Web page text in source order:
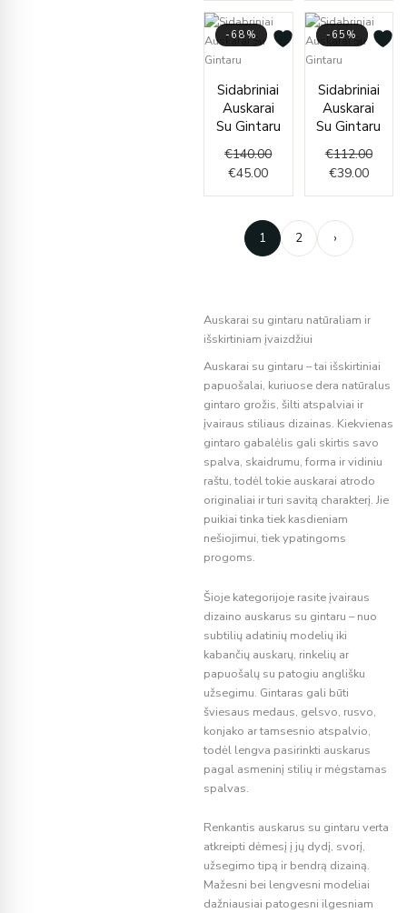
-68%
Sidabriniai
Auskarai
Su Gintaru
€140.00
price
was:
€140.00.
€45.00
price
is:
€45.00.
-65%
Sidabriniai
Auskarai
Su Gintaru
€112.00
price
was:
€39.00
price
is:
1 2 ›
Auskarai su gintaru natūraliam ir
išskirtiniam įvaizdžiui
Auskarai su gintaru – tai išskirtiniai
papuošalai, kuriuose dera natūralus
gintaro grožis, šilti atspalviai ir
įvairaus stiliaus dizainas. Kiekvienas
gintaro gabalėlis gali skirtis savo
spalva, skaidrumu, forma ir vidiniu
raštu, todėl tokie auskarai atrodo
originaliai ir turi savitą charakterį. Jie
puikiai tinka tiek kasdieniam
nešiojimui, tiek ypatingoms
progoms.
Šioje kategorijoje rasite įvairaus
dizaino auskarus su gintaru – nuo
subtilių adatinių modelių iki
kabančių auskarų, rinkelių ar
papuošalų su patogiu anglišku
užsegimu. Gintaras gali būti
šviesaus medaus, gelsvo, rusvo,
konjako ar tamsesnio atspalvio,
todėl lengva pasirinkti auskarus
pagal asmeninį stilių ir mėgstamas
spalvas.
Renkantis auskarus su gintaru verta
atkreipti dėmesį į jų dydį, svorį,
užsegimo tipą ir bendrą dizainą.
Mažesni bei lengvesni modeliai
dažniausiai patogesni ilgesniam